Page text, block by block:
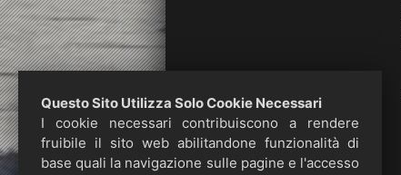
Questo Sito Utilizza Solo Cookie Necessari
I cookie necessari contribuiscono a rendere
fruibile il sito web abilitandone funzionalità di
base quali la navigazione sulle pagine e l'accesso